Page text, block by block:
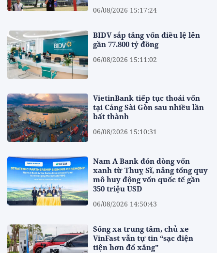
06/08/2026 15:17:24
BIDV sắp tăng vốn điều lệ lên
gần 77.800 tỷ đồng
06/08/2026 15:11:02
VietinBank tiếp tục thoái vốn
tại Cảng Sài Gòn sau nhiều lần
bất thành
06/08/2026 15:10:31
Nam A Bank đón dòng vốn
xanh từ Thuỵ Sĩ, nâng tổng quy
mô huy động vốn quốc tế gần
350 triệu USD
06/08/2026 14:50:43
Sống xa trung tâm, chủ xe
VinFast vẫn tự tin “sạc điện
tiện hơn đổ xăng”